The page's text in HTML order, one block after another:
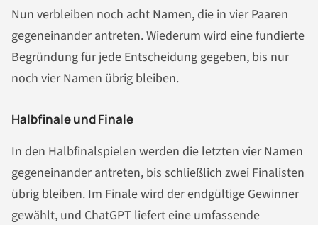
Nun verbleiben noch acht Namen, die in vier Paaren
gegeneinander antreten. Wiederum wird eine fundierte
Begründung für jede Entscheidung gegeben, bis nur
noch vier Namen übrig bleiben.
Halbfinale und Finale
In den Halbfinalspielen werden die letzten vier Namen
gegeneinander antreten, bis schließlich zwei Finalisten
übrig bleiben. Im Finale wird der endgültige Gewinner
gewählt, und ChatGPT liefert eine umfassende